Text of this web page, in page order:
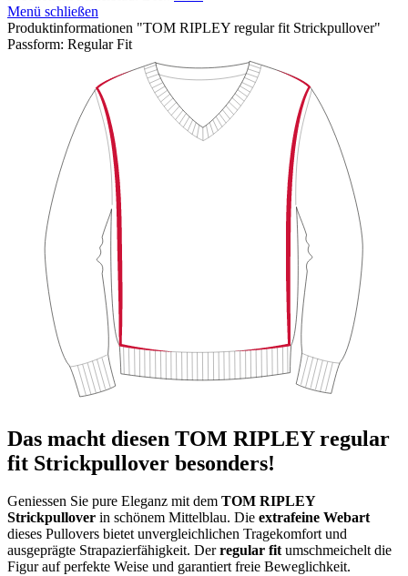
Menü schließen
Produktinformationen "TOM RIPLEY regular fit Strickpullover"
Passform: Regular Fit
Das macht diesen TOM RIPLEY regular
fit Strickpullover besonders!
Geniessen Sie pure Eleganz mit dem TOM RIPLEY
Strickpullover in schönem Mittelblau. Die extrafeine Webart
dieses Pullovers bietet unvergleichlichen Tragekomfort und
ausgeprägte Strapazierfähigkeit. Derregular fitumschmeichelt die
Figur auf perfekte Weise und garantiert freie Beweglichkeit.